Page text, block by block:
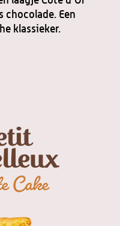
chocolade. Een
klassieker.